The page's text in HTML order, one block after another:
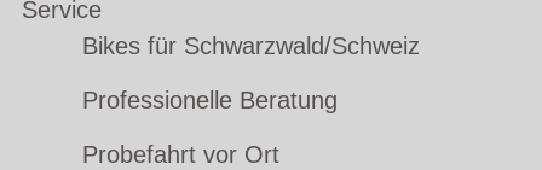
Service
Bikes für Schwarzwald/Schweiz
Professionelle Beratung
Probefahrt vor Ort